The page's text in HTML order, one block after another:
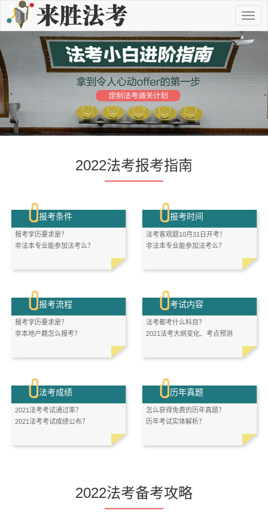
切
换
导
2022法考报考指南
报考条件
报考学历要求是？
非法本专业能参加法考么？
报考时间
法考客观题10月31日开考！
非法本专业能参加法考么？
报考流程
报考学历要求是？
非本地户籍怎么报考？
考试内容
法考都考什么科目？
2021法考大纲变化、考点预测
法考成绩
2021法考考试通过率？
2021法考考试成绩公布？
历年真题
怎么获得免费的历年真题？
历年考试实体解析？
2022法考备考攻略